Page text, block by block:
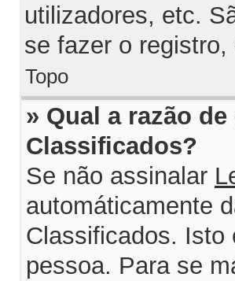
utilizadores, etc.
se fazer o
Topo
» Qual a razão
Classificados?
Se não assinalar
automáticamente
Classificados. Isto
pessoa. Para se